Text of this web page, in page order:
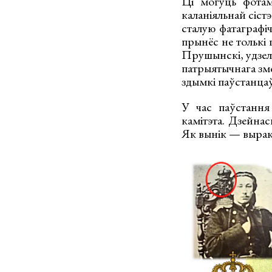
каланіяльнай
сталую
прынёс не
Прушынскі,
патрыятычнага
здымкі
У час
камітэта.
Як вынік —